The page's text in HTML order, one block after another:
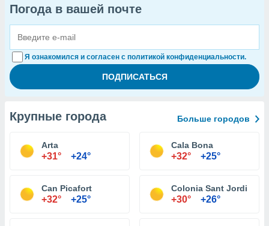
Погода в вашей почте
Я ознакомился и согласен с политикой конфиденциальности.
Крупные города Больше городов
Arta
+31° +24°
Cala Bona
+32° +25°
Can Picafort
+32° +25°
Colonia Sant Jordi
+30° +26°